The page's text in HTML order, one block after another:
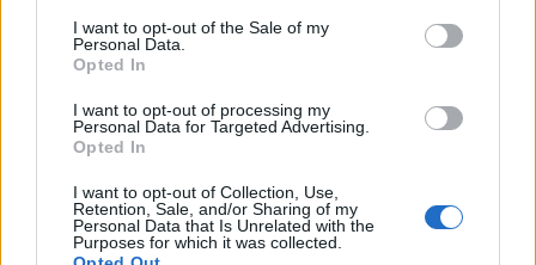
I want to opt-out of the Sale of my
Personal Data.
Opted In
I want to opt-out of processing my
Personal Data for Targeted Advertising.
Opted In
I want to opt-out of Collection, Use,
Retention, Sale, and/or Sharing of my
Personal Data that Is Unrelated with the
Purposes for which it was collected.
Σχετικά Άρθρα